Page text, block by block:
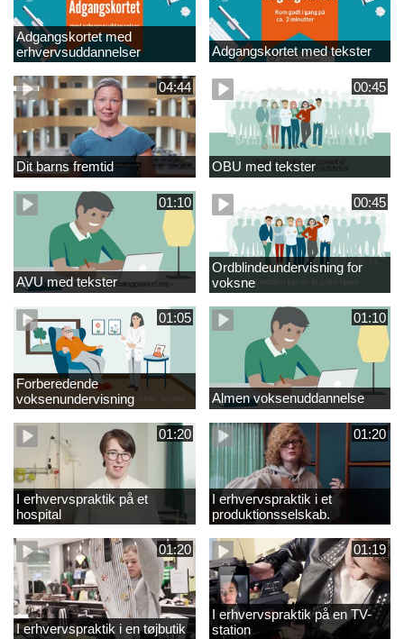
Adgangskortet med
erhvervsuddannelser
Adgangskortet med tekster
04:44
Dit barns fremtid
00:45
OBU med tekster
01:10
AVU med tekster
00:45
Ordblindeundervisning for
voksne
01:05
Forberedende
voksenundervisning
01:10
Almen voksenuddannelse
01:20
I erhvervspraktik på et
hospital
01:20
I erhvervspraktik i et
produktionsselskab.
01:20
I erhvervspraktik i en tøjbutik
01:19
I erhvervspraktik på en TV-
station